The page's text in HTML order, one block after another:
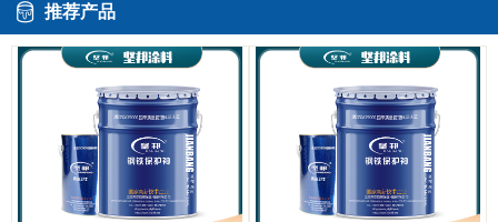
推荐产品